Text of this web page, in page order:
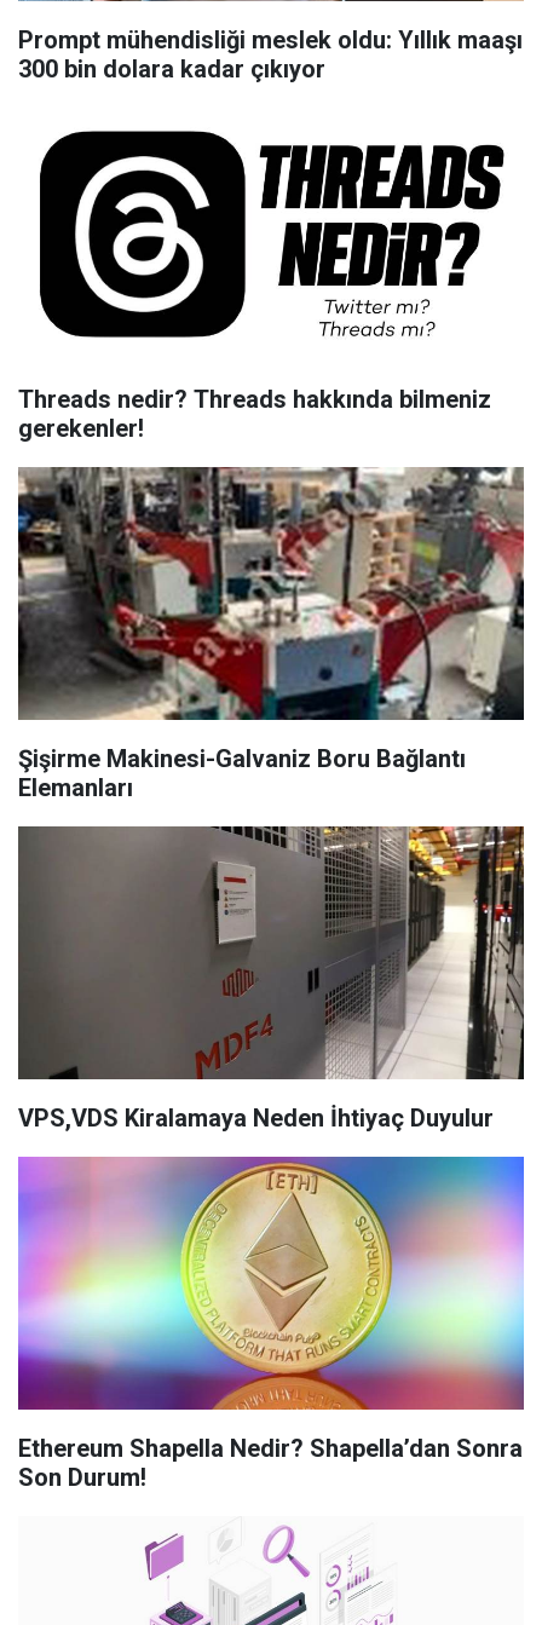
Prompt mühendisliği meslek oldu: Yıllık maaşı
300 bin dolara kadar çıkıyor
Threads nedir? Threads hakkında bilmeniz
gerekenler!
Şişirme Makinesi-Galvaniz Boru Bağlantı
Elemanları
VPS,VDS Kiralamaya Neden İhtiyaç Duyulur
Ethereum Shapella Nedir? Shapella’dan Sonra
Son Durum!